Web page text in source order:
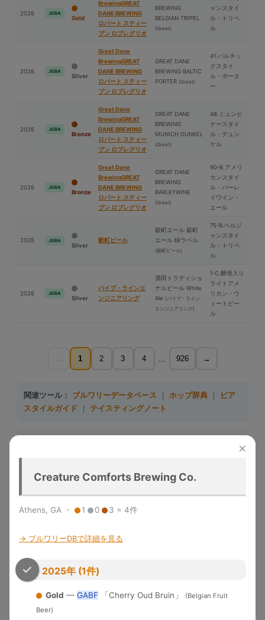
2026 JGBA
Gold
BrewingGREAT
DANE BREWING
ロバート スティー
ブン ロブレグリオ
BREWING
BELGIAN TRIPEL
(Great)
ャンスタイ
ル・トリペ
ル
2026 JGBA
Silver
Great Dane
BrewingGREAT
DANE BREWING
ロバート スティー
ブン ロブレグリオ
GREAT DANE
BREWING BALTIC
PORTER (Great)
41.バルチッ
クスタイ
ル・ポータ
ー
2026 JGBA
Bronze
Great Dane
BrewingGREAT
DANE BREWING
ロバート スティー
ブン ロブレグリオ
GREAT DANE
BREWING
MUNICH DUNKEL
(Great)
48.ミュンヒ
ナースタイ
ル・デュン
ケル
2026 JGBA
Bronze
Great Dane
BrewingGREAT
DANE BREWING
ロバート スティー
ブン ロブレグリオ
GREAT DANE
BREWING
BARLEYWINE
(Great)
90-B.アメリ
カンスタイ
ル・バーレ
イワイン・
エール
2026 JGBA
Silver
穀町ビール
穀町エール 穀町
エール 緑ラベル
(穀町ビール)
75-B.ベルジ
ャンスタイ
ル・トリペ
ル
2026 JGBA
Silver
パイプ・ラインエ
ンジニアリング
酒⽥トラディショ
ナルビール White
Ale (パイプ・ライン
エンジニアリング)
1-C.酵⺟入り
ライトアメ
リカン・ウ
ィートビー
ル
1 2 3 4 ... 926 →
×
Creature Comforts Brewing Co.
Athens, GA ・ 1 0 3 = 4件
→ ブルワリーDBで詳細を見る
2025年 (1件)
Gold — GABF 「Cherry Oud Bruin」
(Belgian Fruit
Beer)
関連ツール： ブルワリーデータベース ホップ辞典
ビア
スタイルガイド
テイスティングノート
略称 収録年度 開催地
Great
1983-
Australian Intl
2025
州）